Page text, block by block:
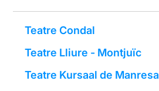
Teatre Condal
Teatre Lliure - Montjuïc
Teatre Kursaal de Manresa